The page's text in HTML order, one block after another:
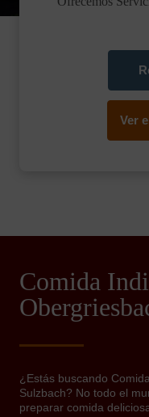
Ver
Comida
¿Estás buscando
Sulzbach? No todo el
preparar comida